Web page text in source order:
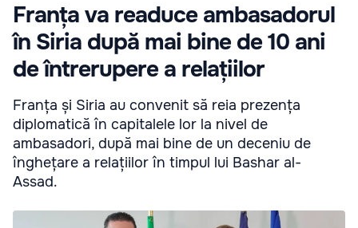
Franța va readuce ambasadorul
în Siria după mai bine de 10 ani
de întrerupere a relațiilor
Franța și Siria au convenit să reia prezența
diplomatică în capitalele lor la nivel de
ambasadori, după mai bine de un deceniu de
înghețare a relațiilor în timpul lui Bashar al-
Assad.